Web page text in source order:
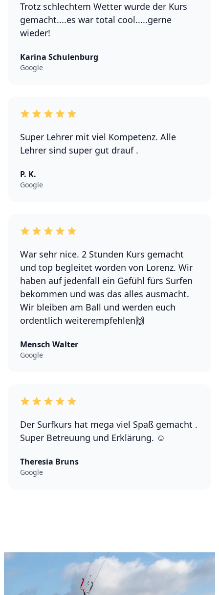
Trotz schlechtem Wetter wurde der Kurs
gemacht....es war total cool.....gerne
wieder!
Karina Schulenburg
Google
Super Lehrer mit viel Kompetenz. Alle
Lehrer sind super gut drauf .
P. K.
Google
War sehr nice. 2 Stunden Kurs gemacht
und top begleitet worden von Lorenz. Wir
haben auf jedenfall ein Gefühl fürs Surfen
bekommen und was das alles ausmacht.
Wir bleiben am Ball und werden euch
ordentlich weiterempfehlen🙌
Mensch Walter
Google
Der Surfkurs hat mega viel Spaß gemacht .
Super Betreuung und Erklärung. ☺️
Theresia Bruns
Google